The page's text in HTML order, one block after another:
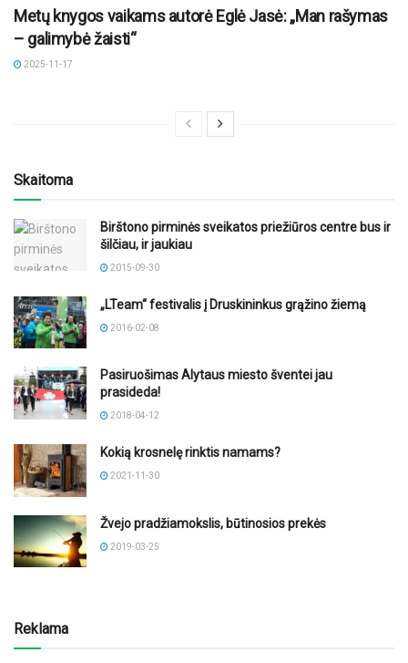
Metų knygos vaikams autorė Eglė Jasė: „Man rašymas
– galimybė žaisti“
2025-11-17
Skaitoma
Birštono pirminės sveikatos priežiūros centre bus ir
šilčiau, ir jaukiau
2015-09-30
„LTeam“ festivalis į Druskininkus grąžino žiemą
2016-02-08
Pasiruošimas Alytaus miesto šventei jau
prasideda!
2018-04-12
Kokią krosnelę rinktis namams?
2021-11-30
Žvejo pradžiamokslis, būtinosios prekės
2019-03-25
Reklama